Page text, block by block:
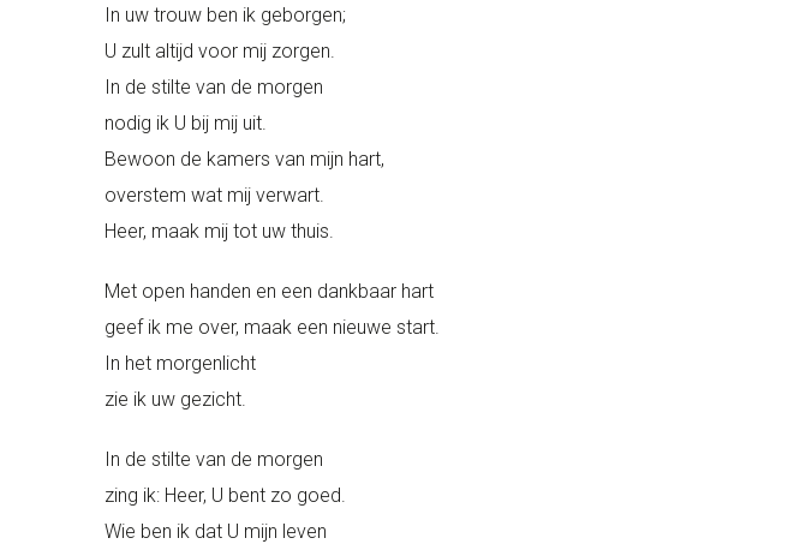
In uw trouw ben ik geborgen;
U zult altijd voor mij zorgen.
In de stilte van de morgen
nodig ik U bij mij uit.
Bewoon de kamers van mijn hart,
overstem wat mij verwart.
Heer, maak mij tot uw thuis.
Met open handen en een dankbaar hart
geef ik me over, maak een nieuwe start.
In het morgenlicht
zie ik uw gezicht.
In de stilte van de morgen
zing ik: Heer, U bent zo goed.
Wie ben ik dat U mijn leven